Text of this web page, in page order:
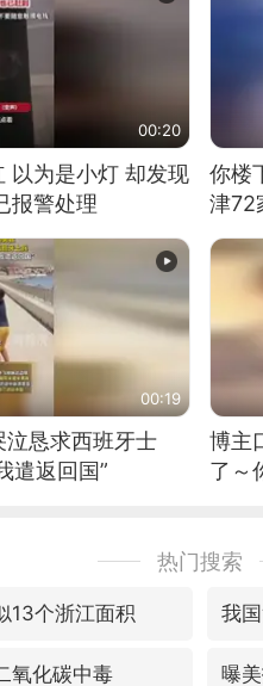
00:20
以为是小灯 却发现
报警处理
你楼
津72
00:19
泣恳求西班牙士
遣返回国”
博主
了～
热门搜索
13个浙江面积 我
氧化碳中毒 曝